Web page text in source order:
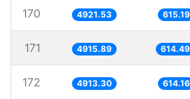
170 4921.53 615.19
171 4915.89 614.49
172 4913.30 614.16